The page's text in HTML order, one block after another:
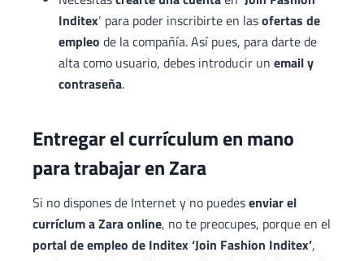
Inditex‘ para poder inscribirte en lasofertas de
empleo de la compañía. Así pues, para darte de
alta como usuario, debes introducir un email y
contraseña.
Entregar el currículum en mano
para trabajar en Zara
Si no dispones de Internet y no puedesenviar el
curríclum a Zara online, no te preocupes, porque en el
portal de empleo de Inditex ‘Join Fashion Inditex’,